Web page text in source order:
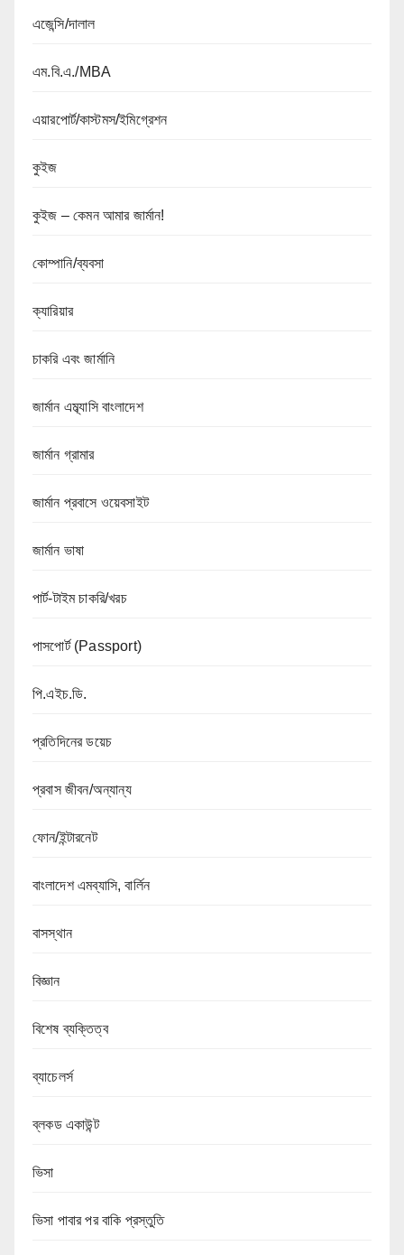
এজেন্সি/দালাল
এম.বি.এ./MBA
এয়ারপোর্ট/কাস্টমস/ইমিগ্রেশন
কুইজ
কুইজ – কেমন আমার জার্মান!
কোম্পানি/ব্যবসা
ক্যারিয়ার
চাকরি এবং জার্মানি
জার্মান এম্ব্যাসি বাংলাদেশ
জার্মান গ্রামার
জার্মান প্রবাসে ওয়েবসাইট
জার্মান ভাষা
পার্ট-টাইম চাকরি/খরচ
পাসপোর্ট (Passport)
পি.এইচ.ডি.
প্রতিদিনের ডয়েচ
প্রবাস জীবন/অন্যান্য
ফোন/ইন্টারনেট
বাংলাদেশ এমব্যাসি, বার্লিন
বাসস্থান
বিজ্ঞান
বিশেষ ব্যক্তিত্ব
ব্যাচেলর্স
ব্লকড একাউন্ট
ভিসা
ভিসা পাবার পর বাকি প্রস্তুতি